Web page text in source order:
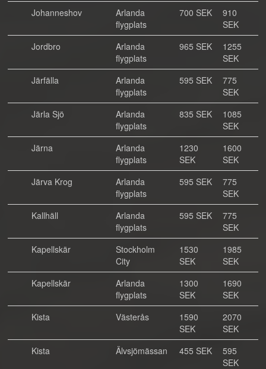
Johanneshov
Arlanda
flygplats
700 SEK
910
SEK
Jordbro
Arlanda
flygplats
965 SEK
1255
SEK
Järfälla
Arlanda
flygplats
595 SEK
775
SEK
Järla Sjö
Arlanda
flygplats
835 SEK
1085
SEK
Järna
Arlanda
flygplats
1230
SEK
1600
SEK
Järva Krog
Arlanda
flygplats
595 SEK
775
SEK
Kallhäll
Arlanda
flygplats
595 SEK
775
SEK
Kapellskär
Stockholm
City
1530
SEK
1985
SEK
Kapellskär
Arlanda
flygplats
1300
SEK
1690
SEK
Kista
Västerås
1590
SEK
2070
SEK
Kista
Älvsjömässan 455 SEK
595
SEK